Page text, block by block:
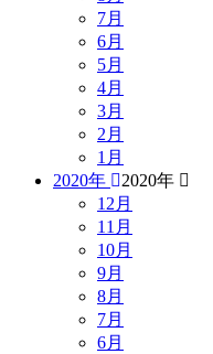
7月
6月
5月
4月
3月
2月
1月
2020年
2020年
12月
11月
10月
9月
8月
7月
6月